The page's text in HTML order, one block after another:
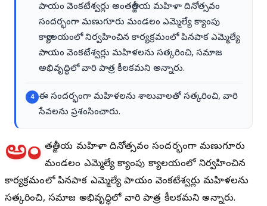
పాయం వెంకటేశ్వర్లు అంతర్జాతీయ మహిళా దినోత్సవం
సందర్భంగా మణుగూరు మండలం ఎమ్మెల్యే క్యాంపు
కార్యాలయంలో నిర్వహించిన కార్యక్రమంలో పినపాక ఎమ్మెల్యే
పాయం వెంకటేశ్వర్లు మహిళలను సత్కరించి, సమాజ
అభివృద్ధిలో వారి పాత్ర కీలకమని అన్నారు.
4
ఈ సందర్భంగా మహిళలను శాలువాలతో సత్కరించి, వారి
సేవలను ప్రశంసించారు.
అం తర్జాతీయ మహిళా దినోత్సవం సందర్భంగా మణుగూరు
మండలం ఎమ్మెల్యే క్యాంపు కార్యాలయంలో నిర్వహించిన
కార్యక్రమంలో పినపాక ఎమ్మెల్యే పాయం వెంకటేశ్వర్లు మహిళలను
సత్కరించి, సమాజ అభివృద్ధిలో వారి పాత్ర కీలకమని అన్నారు.